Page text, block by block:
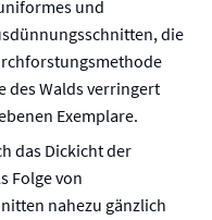
und
die
des Walds verringert
Exemplare.
das Dickicht der
Folge von
nahezu gänzlich